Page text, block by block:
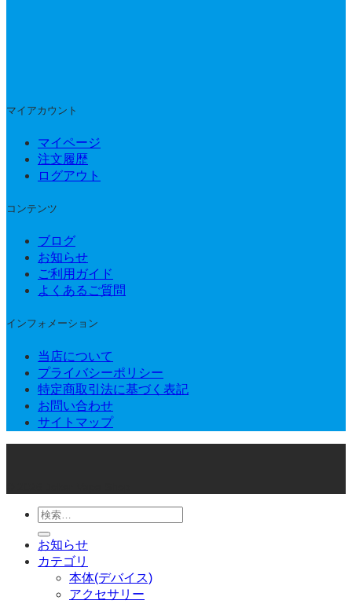
マイアカウント
マイページ
注文履歴
ログアウト
コンテンツ
ブログ
お知らせ
ご利用ガイド
よくあるご質問
インフォメーション
当店について
プライバシーポリシー
特定商取引法に基づく表記
お問い合わせ
サイトマップ
検
索
対
象:
お知らせ
カテゴリ
本体(デバイス)
アクセサリー